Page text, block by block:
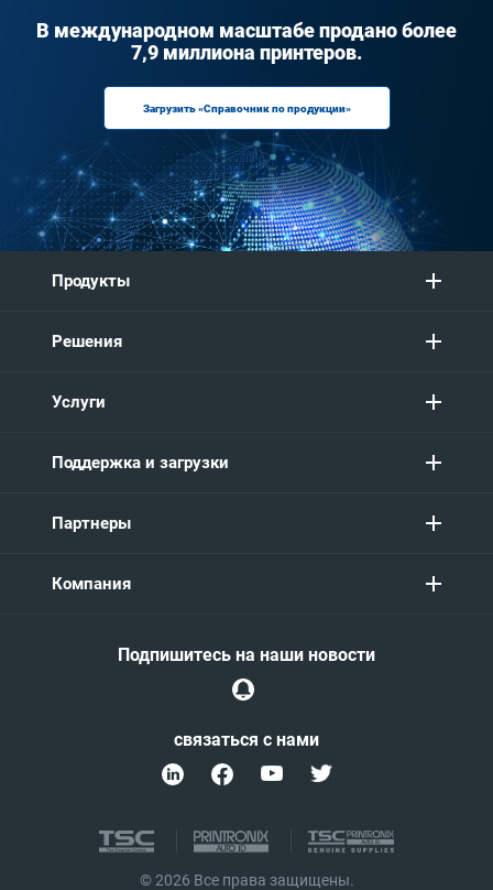
В международном масштабе продано более
7,9 миллиона принтеров.
Загрузить «Справочник по продукции»
Продукты
Решения
Услуги
Поддержка и загрузки
Партнеры
Компания
связаться с нами
Подпишитесь на наши новости
© 2026 Все права защищены.